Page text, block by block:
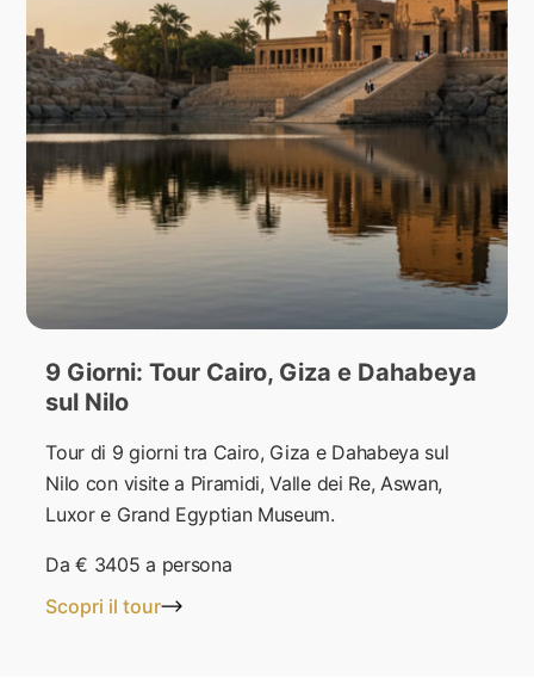
9 Giorni: Tour Cairo, Giza e Dahabeya
sul Nilo
Tour di 9 giorni tra Cairo, Giza e Dahabeya sul
Nilo con visite a Piramidi, Valle dei Re, Aswan,
Luxor e Grand Egyptian Museum.
Da€ 3405 a persona
Scopri il tour